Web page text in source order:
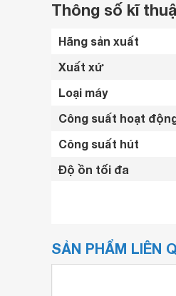
Thông số kĩ
Hãng sản xuất
Xuất xứ
Loại máy
Công suất hoạt
Công suất hút
Độ ồn tối đa
Chất liệu máy
SẢN PHẨM LIÊN